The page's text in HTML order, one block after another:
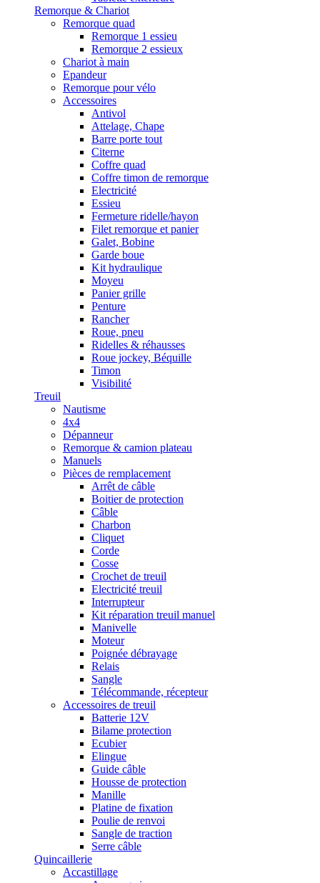
Remorque & Chariot
Remorque quad
Remorque 1 essieu
Remorque 2 essieux
Chariot à main
Epandeur
Remorque pour vélo
Accessoires
Antivol
Attelage, Chape
Barre porte tout
Citerne
Coffre quad
Coffre timon de remorque
Electricité
Essieu
Fermeture ridelle/hayon
Filet remorque et panier
Galet, Bobine
Garde boue
Kit hydraulique
Moyeu
Panier grille
Penture
Rancher
Roue, pneu
Ridelles & réhausses
Roue jockey, Béquille
Timon
Visibilité
Treuil
Nautisme
4x4
Dépanneur
Remorque & camion plateau
Manuels
Pièces de remplacement
Arrêt de câble
Boitier de protection
Câble
Charbon
Cliquet
Corde
Cosse
Crochet de treuil
Electricité treuil
Interrupteur
Kit réparation treuil manuel
Manivelle
Moteur
Poignée débrayage
Relais
Sangle
Télécommande, récepteur
Accessoires de treuil
Batterie 12V
Bilame protection
Ecubier
Elingue
Guide câble
Housse de protection
Manille
Platine de fixation
Poulie de renvoi
Sangle de traction
Serre câble
Quincaillerie
Accastillage